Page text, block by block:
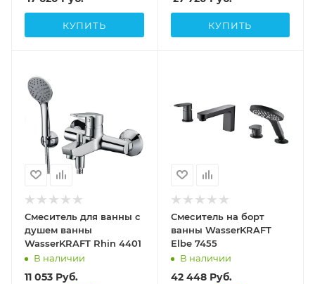
КУПИТЬ КУПИТЬ
Смеситель для ванны с
душем ванны
WasserKRAFT Rhin 4401
В наличии
11 053 Руб.
Смеситель на борт
ванны WasserKRAFT
Elbe 7455
В наличии
42 448Руб.